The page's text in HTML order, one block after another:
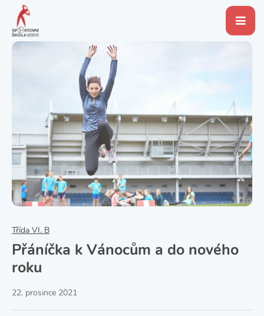
Třída VI. B
Přáníčka k Vánocům a do nového
roku
22. prosince 2021